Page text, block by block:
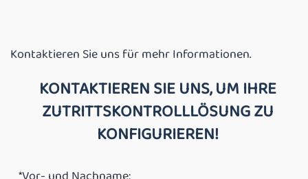
Kontaktieren Sie uns für mehr Informationen.
KONTAKTIEREN SIE UNS, UM IHRE
ZUTRITTSKONTROLLLÖSUNG ZU
KONFIGURIEREN!